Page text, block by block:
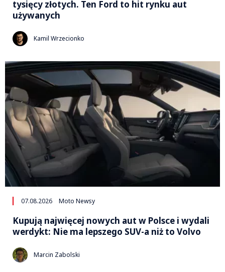
tysięcy złotych. Ten Ford to hit rynku aut
używanych
Kamil Wrzecionko
07.08.2026 Moto Newsy
Kupują najwięcej nowych aut w Polsce i wydali
werdykt: Nie ma lepszego SUV-a niż to Volvo
Marcin Zabolski